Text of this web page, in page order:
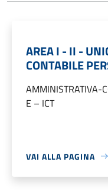
AREA I - II -
CONTABILE
AMMINISTRATIVA-
E – ICT
VAI ALLA PAGINA